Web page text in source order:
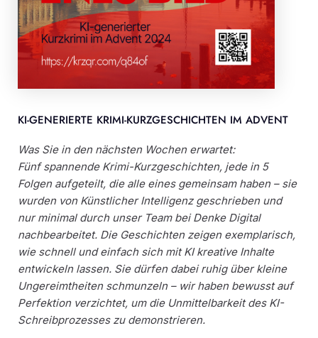
KI-GENERIERTE KRIMI-KURZGESCHICHTEN IM ADVENT
Was Sie in den nächsten Wochen erwartet:
Fünf spannende Krimi-Kurzgeschichten, jede in 5
Folgen aufgeteilt, die alle eines gemeinsam haben – sie
wurden von Künstlicher Intelligenz geschrieben und
nur minimal durch unser Team bei Denke Digital
nachbearbeitet. Die Geschichten zeigen exemplarisch,
wie schnell und einfach sich mit KI kreative Inhalte
entwickeln lassen. Sie dürfen dabei ruhig über kleine
Ungereimtheiten schmunzeln – wir haben bewusst auf
Perfektion verzichtet, um die Unmittelbarkeit des KI-
Schreibprozesses zu demonstrieren.